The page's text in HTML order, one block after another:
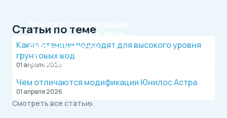
Монтаж канализации
на участкеЗА 1 ДЕНЬ
Официальный дилер, работаем по договору.
Оплата после монтажа.
Рассрочка на 4 месяца
БЕЗ переплаты
Выгодные условия на монтаж канализации и
Статьи по теме
Какие станции подходят для высокого уровня
грунтовых вод
01 апреля 2026
Чем отличаются модификации Юнилос Астра
01 апреля 2026
Смотреть все статьи